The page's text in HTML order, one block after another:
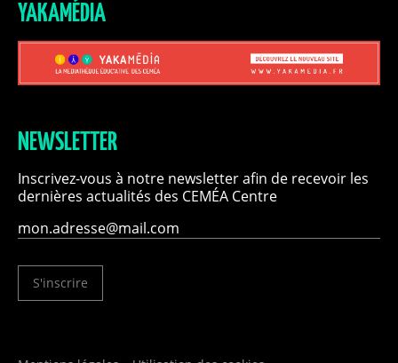
YAKAMÉDIA
NEWSLETTER
Inscrivez-vous à notre newsletter afin de recevoir les
dernières actualités des CEMÉA Centre
S'inscrire